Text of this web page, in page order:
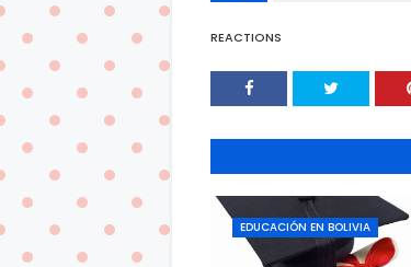
REACTIONS
EDUCACIÓN EN BOLIVIA